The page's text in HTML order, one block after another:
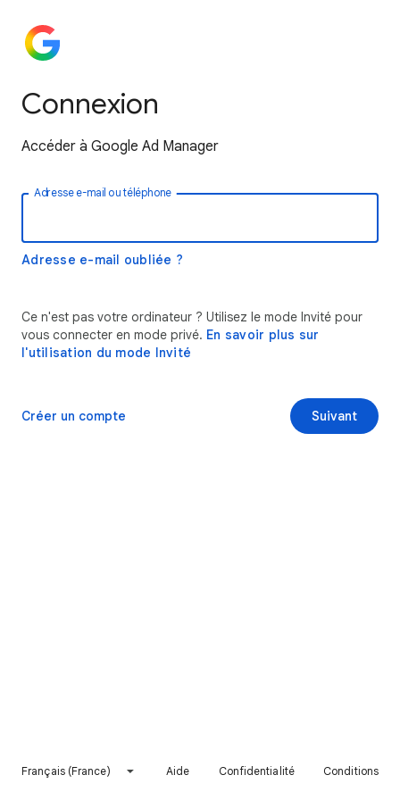
Connexion
Accéder à Google Ad Manager
Adresse e-mail ou téléphone
Adresse e-mail oubliée ?
Ce n'est pas votre ordinateur ? Utilisez le mode Invité pour
vous connecter en mode privé. En savoir plus sur
l'utilisation du mode Invité
Suivant
Créer un compte
Français (France) Aide Confidentialité Conditions